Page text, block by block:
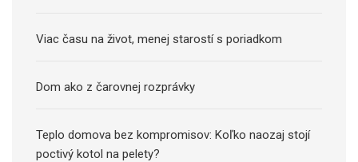
Viac času na život, menej starostí s poriadkom
Dom ako z čarovnej rozprávky
Teplo domova bez kompromisov: Koľko naozaj stojí
poctivý kotol na pelety?